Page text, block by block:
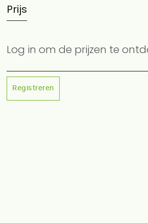
Prijs
Log in om de prijzen te
Registreren